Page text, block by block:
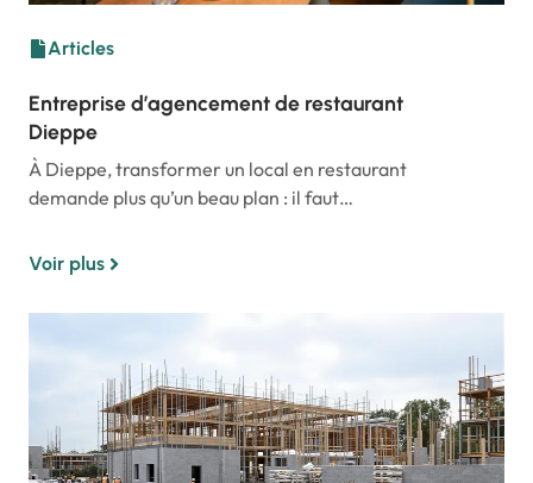
Articles
Entreprise d’agencement de restaurant
Dieppe
À Dieppe, transformer un local en restaurant
demande plus qu’un beau plan : il faut…
Voir plus